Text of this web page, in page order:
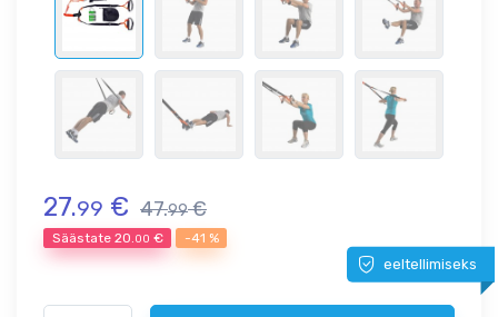
27.99 € 47.99€
Säästate 20.00 € -41 %
eeltellimiseks